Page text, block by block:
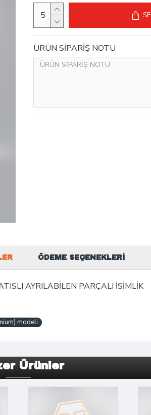
ÜRÜN SİPARİŞ NOTU
ÖDEME SEÇENEKLERI
AYRILABİLEN PARÇALI İSİMLİK
modeli
Ürünler